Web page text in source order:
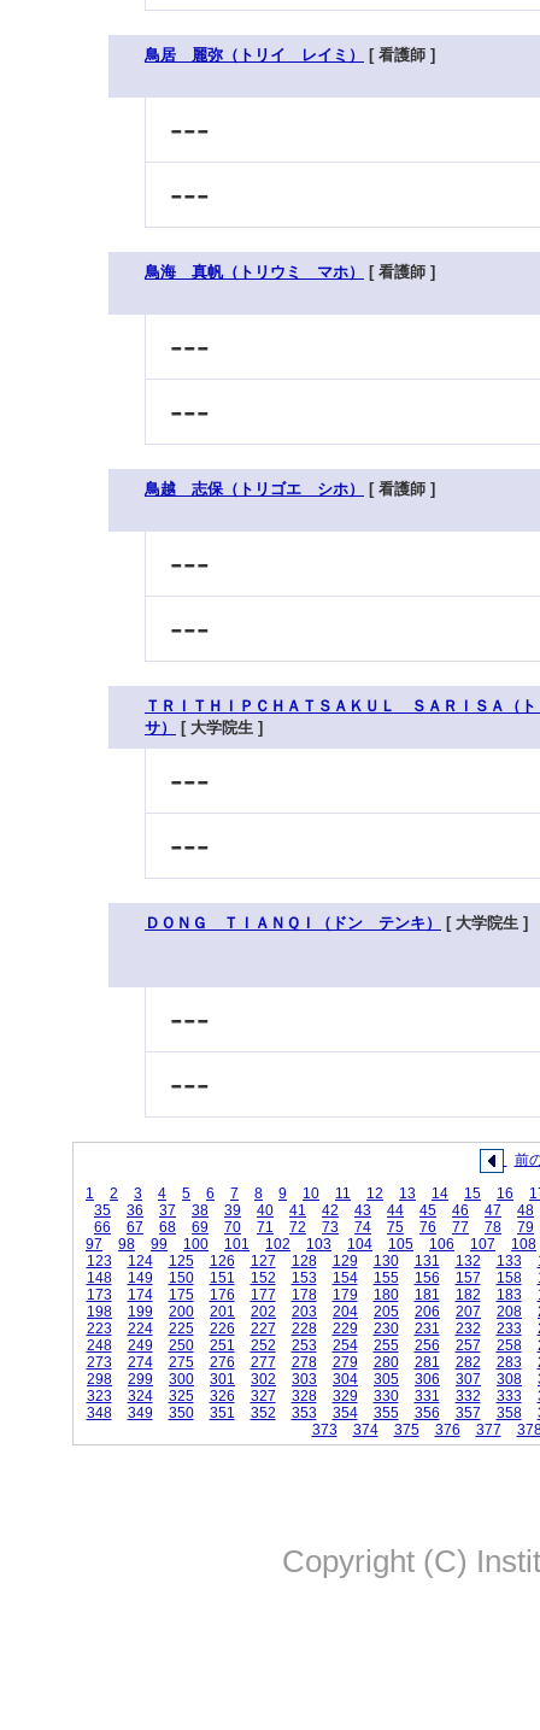
鳥居 麗弥（トリイ レイミ） [ 看護師 ]
---
---
鳥海 真帆（トリウミ マホ） [ 看護師 ]
---
---
鳥越 志保（トリゴエ シホ） [ 看護師 ]
---
---
ＴＲＩＴＨＩＰＣＨＡＴＳＡＫＵＬ ＳＡＲＩＳＡ（
サ）
[ 大学院生 ]
---
---
ＤＯＮＧ ＴＩＡＮＱＩ（ドン テンキ） [ 大学院生 ]
---
---
前
1
2 3 4 5 6 7 8 9 10 11 12 13 14 15 16
35
36 37 38 39 40 41 42 43 44 45 46 47
48
66
67 68 69 70 71 72 73 74 75 76 77 78
79
97
98 99 100 101 102 103 104 105 106 107
108
123
124 125 126 127 128 129 130 131 132 133
148
149 150 151 152 153 154 155 156 157 158
173
174 175 176 177 178 179 180 181 182 183
198
199 200 201 202 203 204 205 206 207 208
223
224 225 226 227 228 229 230 231 232 233
248
249 250 251 252 253 254 255 256 257 258
273
274 275 276 277 278 279 280 281 282 283
298
299 300 301 302 303 304 305 306 307 308
323
324 325 326 327 328 329 330 331 332 333
348
349 350 351 352 353 354 355 356 357 358
373
374 375 376 377
Copyright (C)